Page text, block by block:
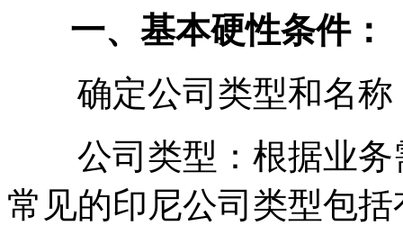
一、基本硬性条件：
确定公司类型和名称
公司类型：根据业务
常见的印尼公司类型包